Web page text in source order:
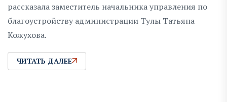
рассказала заместитель начальника управления по
благоустройству администрации Тулы Татьяна
Кожухова.
ЧИТАТЬ ДАЛЕЕ